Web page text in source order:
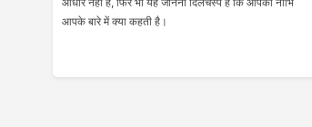
आपके बारे में क्या कहती है।